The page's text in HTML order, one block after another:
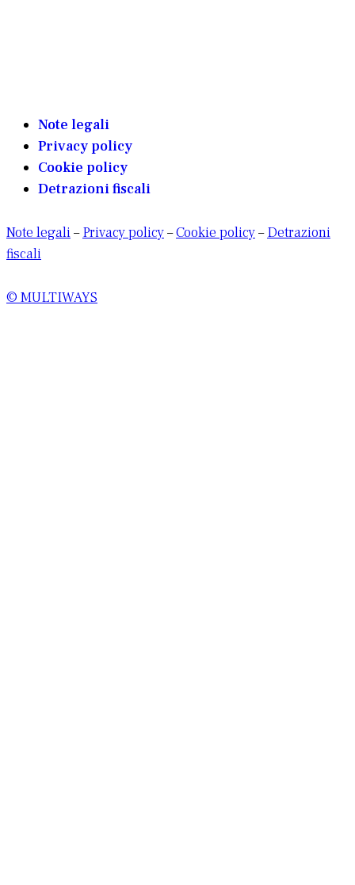
Note legali
Privacy policy
Cookie policy
Detrazioni fiscali
Note legali–Privacy policy–Cookie policy–Detrazioni
fiscali
© MULTIWAYS